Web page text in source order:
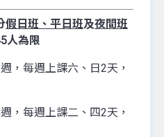
假日班、平日班及夜間班
人為限
，每週上課六、日2天，
，每週上課二、四2天，